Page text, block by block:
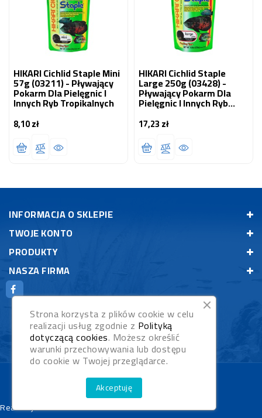
HIKARI Cichlid Staple Mini
57g (03211) - Pływający
Pokarm Dla Pielęgnic I
Innych Ryb Tropikalnych
8,10 złCena
HIKARI Cichlid Staple
Large 250g (03428) -
Pływający Pokarm Dla
Pielęgnic I Innych Ryb
Tropikalnych
17,23 złCena
INFORMACJA O SKLEPIE
TWOJE KONTO
PRODUKTY
NASZA FIRMA
© 2026 - Rybypyszczaki.pl
Realizacja:WebStudioNet
Strona korzysta z plików cookie w celu
realizacji usług zgodnie z Polityką
dotyczącą cookies. Możesz określić
warunki przechowywania lub dostępu
do cookie w Twojej przeglądarce.
Akceptuję